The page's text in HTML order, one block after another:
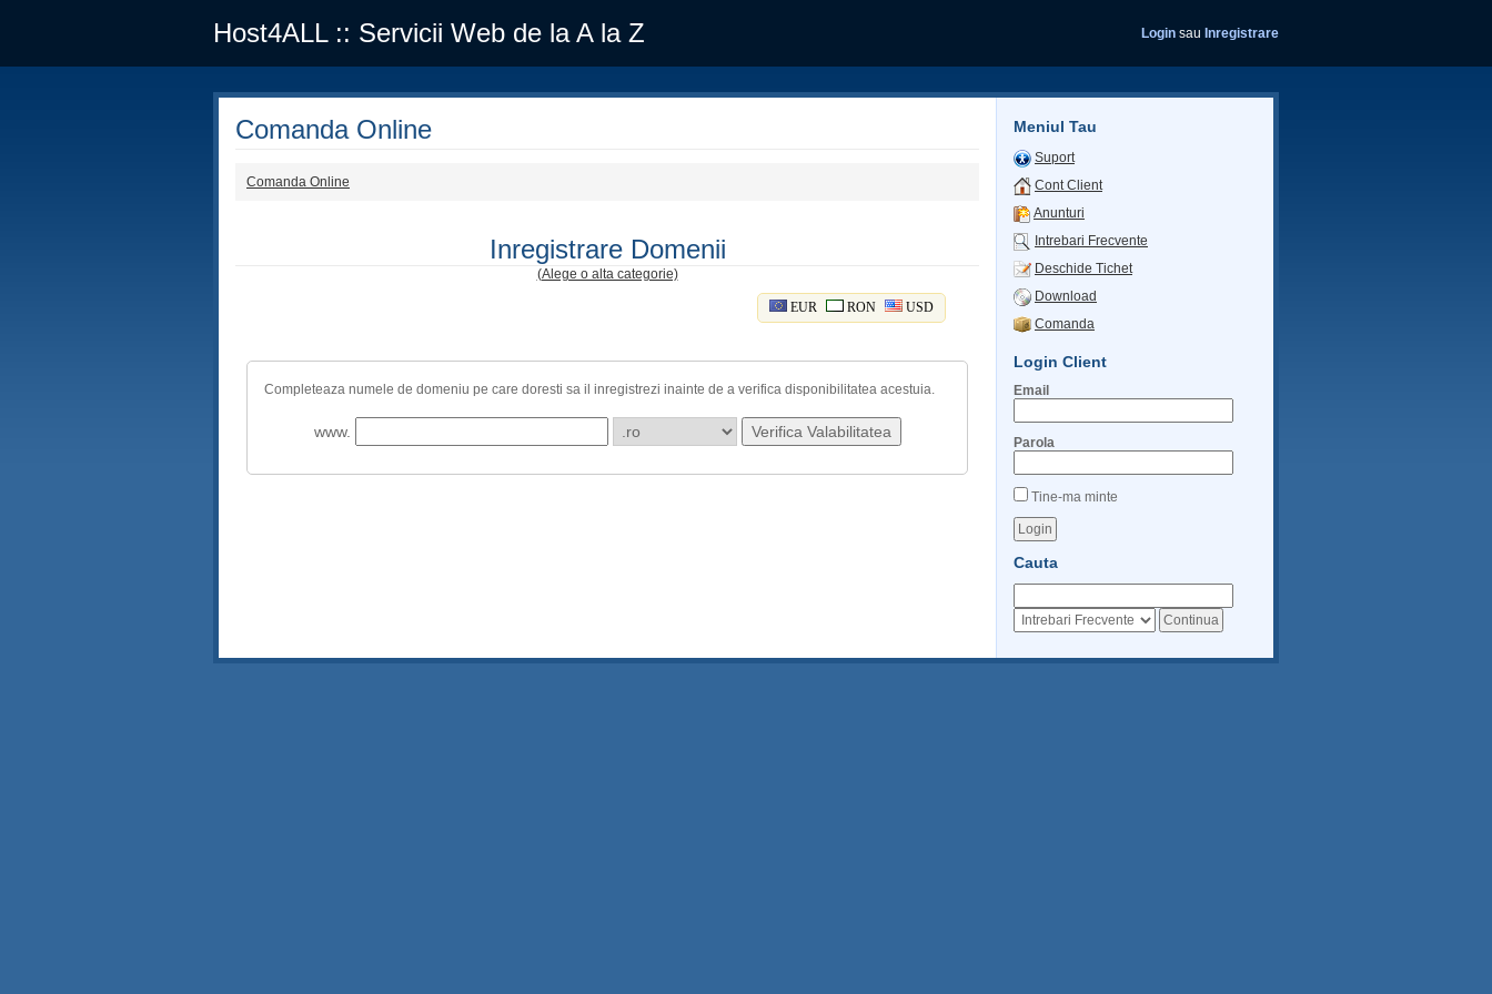
Host4ALL :: Servicii Web de la A la Z Login sau Inregistrare
Comanda Online
Comanda Online
Inregistrare Domenii
(Alege o alta categorie)
EUR RON USD
Completeaza numele de domeniu pe care doresti sa il inregistrezi inainte de a verifica disponibilitatea acestuia.
www.
Meniul Tau
Suport
Cont Client
Anunturi
Intrebari Frecvente
Deschide Tichet
Download
Comanda
Login Client
Email
Parola
Tine-ma minte
Cauta